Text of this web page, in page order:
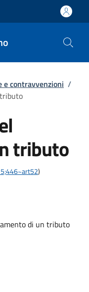
e contravvenzioni /
tributo
)
di un tributo